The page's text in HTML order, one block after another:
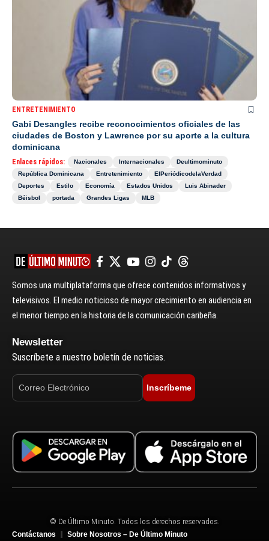
ENTRETENIMIENTO
Gabi Desangles recibe reconocimientos oficiales de las
ciudades de Boston y Lawrence por su aporte a la cultura
dominicana
Enlaces rápidos: Nacionales Internacionales
Deultimominuto
República Dominicana
Entretenimiento
ElPeriódicodelaVerdad
Deportes
Estilo Economía Estados Unidos
Luis Abinader
Béisbol
portada Grandes Ligas MLB
Somos una multiplataforma que ofrece contenidos informativos y
televisivos. El medio noticioso de mayor crecimiento en audiencia en
el menor tiempo en la historia de la comunicación caribeña.
Newsletter
Suscríbete a nuestro boletín de noticias.
Inscríbeme
© De Último Minuto. Todos los derechos reservados.
Contáctanos
Sobre Nosotros – De Último Minuto